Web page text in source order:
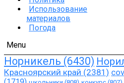
Использование
материалов
Погода
Menu
Норникель (6430)
Красноярский край (2381)